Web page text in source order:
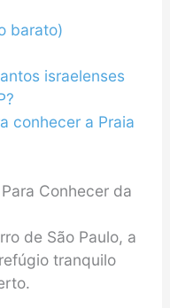
barato)
israelenses
conhecer a Praia
Conhecer da
de São Paulo, a
tranquilo